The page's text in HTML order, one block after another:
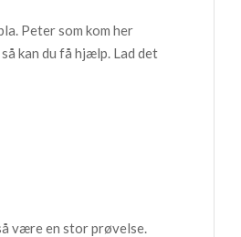
Peter som kom her
kan du få hjælp. Lad det
være en stor prøvelse.